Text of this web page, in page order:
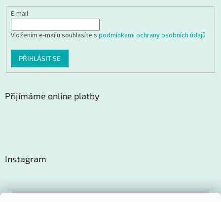
E-mail
Vložením e-mailu souhlasíte s podmínkami ochrany osobních údajů
PŘIHLÁSIT SE
Přijímáme online platby
Instagram